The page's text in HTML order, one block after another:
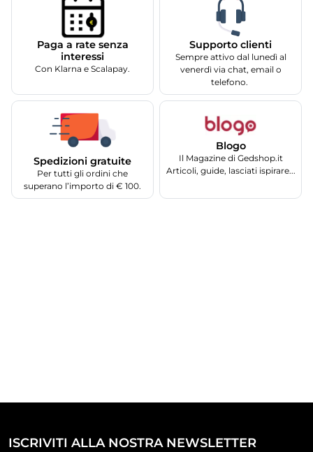
Paga a rate senza
interessi
Con Klarna e Scalapay.
Supporto clienti
Sempre attivo dal lunedì al
venerdì via chat, email o
telefono.
Spedizioni gratuite
Per tutti gli ordini che
superano l’importo di € 100.
Blogo
Il Magazine di Gedshop.it
Articoli, guide, lasciati ispirare...
ISCRIVITI ALLA NOSTRA NEWSLETTER